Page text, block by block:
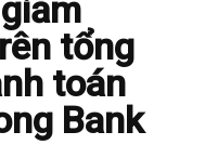
tổng
toán
Bank